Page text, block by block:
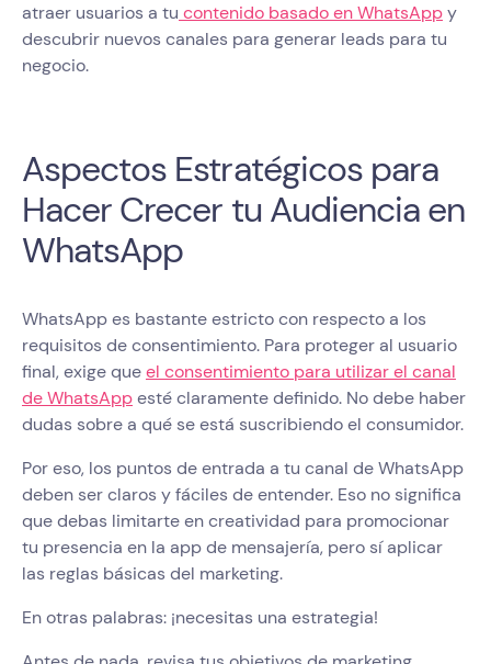
atraer usuarios a tu contenido basado en WhatsAppy
descubrir nuevos canales para generar leads para tu
negocio.
Aspectos Estratégicos para
Hacer Crecer tu Audiencia en
WhatsApp
WhatsApp es bastante estricto con respecto a los
requisitos de consentimiento. Para proteger al usuario
final, exige queel consentimiento para utilizar el canal
de WhatsAppesté claramente definido. No debe haber
dudas sobre a qué se está suscribiendo el consumidor.
Por eso, los puntos de entrada a tu canal de WhatsApp
deben ser claros y fáciles de entender. Eso no significa
que debas limitarte en creatividad para promocionar
tu presencia en la app de mensajería, pero sí aplicar
las reglas básicas del marketing.
En otras palabras: ¡necesitas una estrategia!